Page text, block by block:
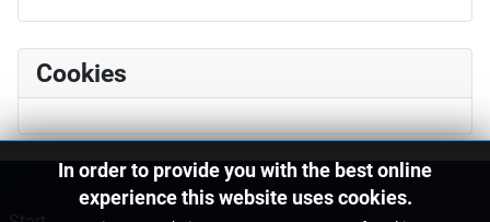
Cookies
In order to provide you with the best online
experience this website uses cookies.